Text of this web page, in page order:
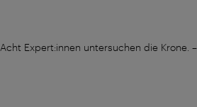
Acht Expert:innen untersuchen die Krone. –